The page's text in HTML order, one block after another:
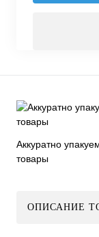
Аккуратно
товары
ОПИСАНИЕ